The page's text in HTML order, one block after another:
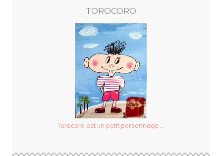
TOROCORO
Torocoro est un petit personnage ...